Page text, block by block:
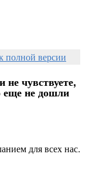
полной версии
чувствуете,
еще не дошли
для всех нас.